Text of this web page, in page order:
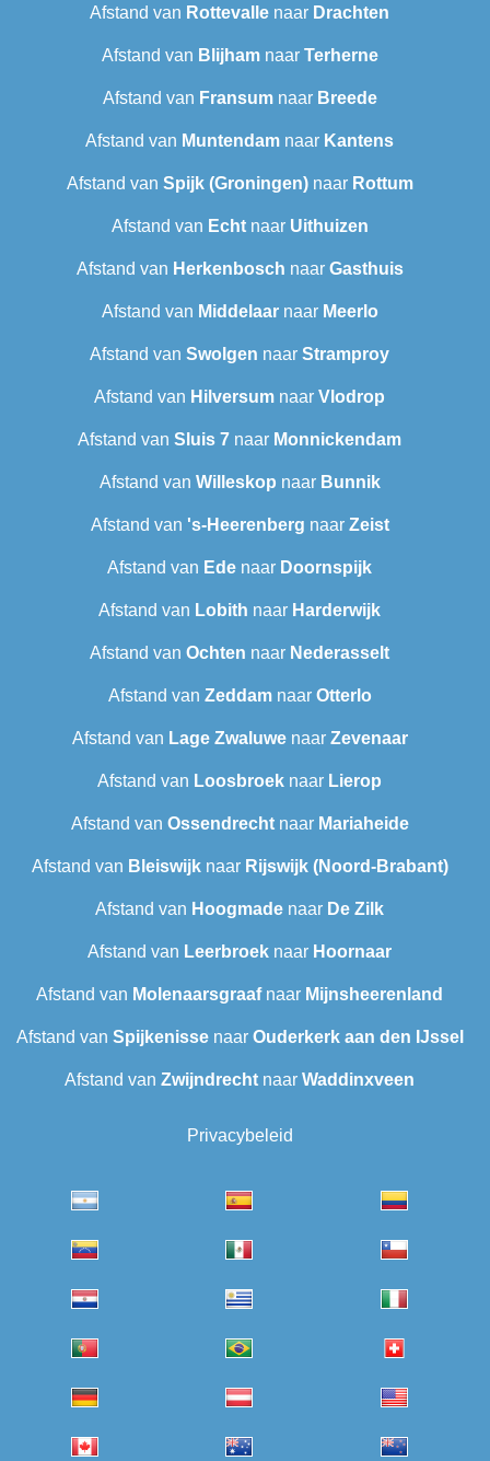
Afstand van Rottevalle naar Drachten
Afstand van Blijhamnaar Terherne
Afstand van Fransumnaar Breede
Afstand van Muntendam naar Kantens
Afstand van Spijk (Groningen)naar Rottum
Afstand van Echtnaar Uithuizen
Afstand van Herkenbosch naar Gasthuis
Afstand van Middelaarnaar Meerlo
Afstand van Swolgen naar Stramproy
Afstand van Hilversum naar Vlodrop
Afstand van Sluis 7 naar Monnickendam
Afstand van Willeskop naar Bunnik
Afstand van 's-Heerenberg naar Zeist
Afstand van Ede naar Doornspijk
Afstand van Lobith naar Harderwijk
Afstand van Ochten naar Nederasselt
Afstand van Zeddamnaar Otterlo
Afstand van Lage Zwaluwenaar Zevenaar
Afstand van Loosbroek naar Lierop
Afstand van Ossendrechtnaar Mariaheide
Afstand van Bleiswijknaar Rijswijk (Noord-Brabant)
Afstand van Hoogmade naar De Zilk
Afstand van Leerbroek naar Hoornaar
Afstand van Molenaarsgraafnaar Mijnsheerenland
Afstand van Spijkenissenaar Ouderkerk aan den IJssel
Afstand van Zwijndrecht naar Waddinxveen
Privacybeleid